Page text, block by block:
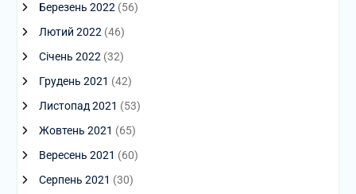
Березень 2022 (56)
Лютий 2022 (46)
Січень 2022 (32)
Грудень 2021 (42)
Листопад 2021 (53)
Жовтень 2021 (65)
Вересень 2021 (60)
Серпень 2021 (30)